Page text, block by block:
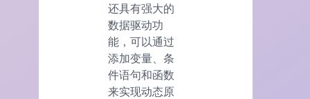
还具有强大的
数据驱动功
能，可以通过
添加变量、条
件语句和函数
来实现动态原